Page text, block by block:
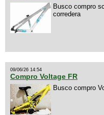
Busco compro
corredera
09/06/26 14:54
Compro Voltage FR
Busco compro